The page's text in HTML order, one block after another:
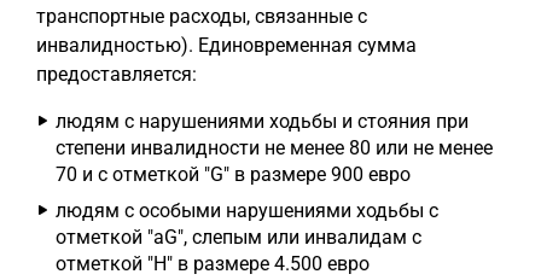
транспортные расходы, связанные с
инвалидностью). Единовременная сумма
предоставляется:
людям с нарушениями ходьбы и стояния при
степени инвалидности не менее 80 или не менее
70 и с отметкой "G" в размере 900 евро
людям с особыми нарушениями ходьбы с
отметкой "aG", слепым или инвалидам с
отметкой "H" в размере 4.500 евро